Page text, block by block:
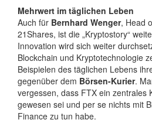
Mehrwert im täglichen Leben
Auch für Bernhard Wenger, Head
21Shares, ist die „Kryptostory“
Innovation wird sich weiter
Blockchain und Kryptotechnologie
Beispielen des täglichen Lebens
gegenüber dem Börsen-Kurier.
vergessen, dass FTX ein zentrales
gewesen sei und per se nichts mit
Finance zu tun habe.